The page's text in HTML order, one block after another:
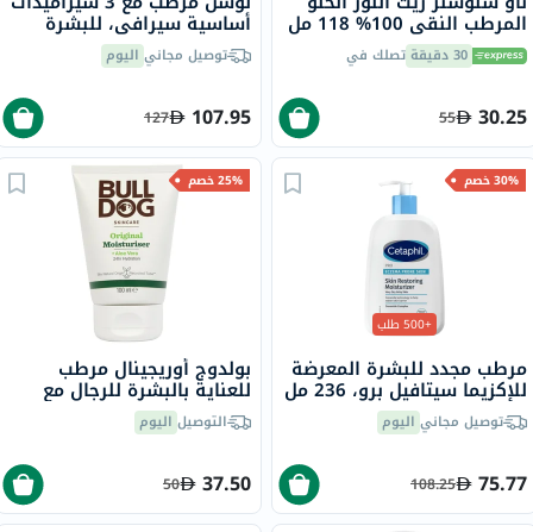
المرطب النقي 100% 118 مل
30 دقيقة تصلك في
30.25
55
أساسية سيرافي، للبشرة
العادية والجافة، 473 مل
توصيل مجاني اليوم
107.95
127
30% خصم
+500 طلب
مرطب مجدد للبشرة المعرضة
للإكزيما سيتافيل برو، 236 مل
توصيل مجاني اليوم
75.77
108.25
25% خصم
بولدوج أوريجينال مرطب
للعناية بالبشرة للرجال مع
خلاصة الصبار 100 مل
التوصيل اليوم
37.50
50